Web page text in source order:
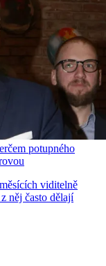
potupného
viditelně
něj často dělají